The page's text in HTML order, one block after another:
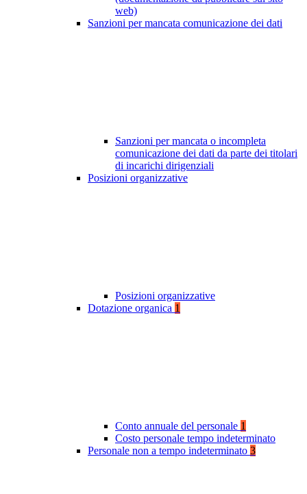
web)
Sanzioni per mancata comunicazione dei dati
Sanzioni per mancata o incompleta
comunicazione dei dati da parte dei titolari
di incarichi dirigenziali
Posizioni organizzative
Posizioni organizzative
Dotazione organica 1
Conto annuale del personale 1
Costo personale tempo indeterminato
Personale non a tempo indeterminato 3